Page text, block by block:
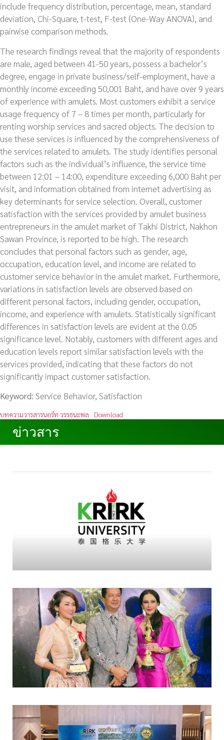
include frequency distribution, percentage, mean, standard
deviation, Chi-Square, t-test, F-test (One-Way ANOVA), and
pairwise comparison methods.
The research findings reveal that the majority of respondents
are male, aged between 41-50 years, possess a bachelor’s
degree, engage in private business/self-employment, have a
monthly income exceeding 50,001 Baht, and have over 9 years
of experience with amulets. Most customers exhibit a service
usage frequency of 7 – 8 times per month, particularly for
renting worship services and sacred objects. The decision to
use these services is influenced by the comprehensiveness of
the services related to amulets. The study identifies personal
factors such as the individual’s influence, the service time
between 12:01 – 14:00, expenditure exceeding 6,000 Baht per
visit, and information obtained from internet advertising as
key determinants for service selection. Overall, customer
satisfaction with the services provided by amulet business
entrepreneurs in the amulet market of Takhi District, Nakhon
Sawan Province, is reported to be high. The research
concludes that personal factors such as gender, age,
occupation, education level, and income are related to
customer service behavior in the amulet market. Furthermore,
variations in satisfaction levels are observed based on
different personal factors, including gender, occupation,
income, and experience with amulets. Statistically significant
differences in satisfaction levels are evident at the 0.05
significance level. Notably, customers with different ages and
education levels report similar satisfaction levels with the
services provided, indicating that these factors do not
significantly impact customer satisfaction.
Keyword: Service Behavior, Satisfaction
บทความวารสารนอร์ท วรรธนะพล Download
ข่าวสาร